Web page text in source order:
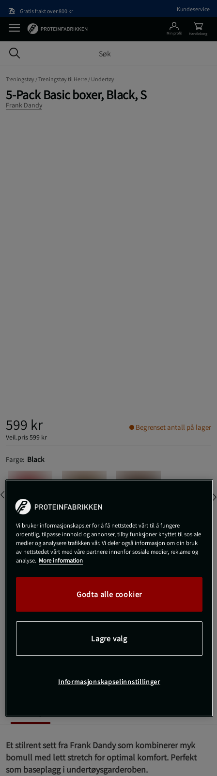
Gratis frakt over 800 kr Kundeservice
Min profil Handlekorg
Treningstøy /Treningstøy til Herre / Undertøy
5-Pack Basic boxer, Black, S
Frank Dandy
599 kr
Veil.pris599 kr
Begrenset antall på lager
Farge: Black
S
Kjøp
Et stilrent sett fra Frank Dandy som kombinerer myk
bomull med lett stretch for optimal komfort. Perfekt
som baseplagg i undertøysgarderoben.
Vi bruker informasjonskapsler for å få nettstedet vårt til å fungere
ordentlig, tilpasse innhold og annonser, tilby funksjoner knyttet til sosiale
medier og analysere trafikken vår. Vi deler også informasjon om din bruk
av nettstedet vårt med våre partnere innenfor sosiale medier, reklame og
analyse. More information
Godta alle cookier
Lagre valg
Informasjonskapselinnstillinger